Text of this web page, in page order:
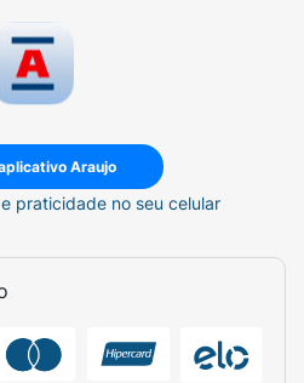
Araujo
praticidade no seu celular